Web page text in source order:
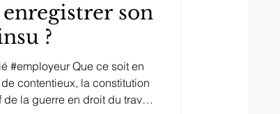
son
?
#employeur Que ce soit en
contentieux, la constitution
la guerre en droit du travail